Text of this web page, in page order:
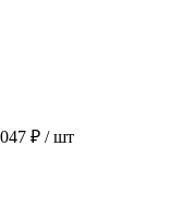
₽ / шт